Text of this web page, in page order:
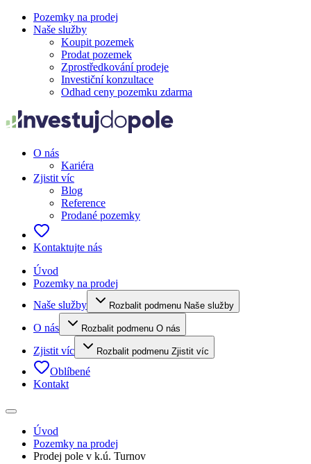
Pozemky na prodej
Naše služby
Koupit pozemek
Prodat pozemek
Zprostředkování prodeje
Investiční konzultace
Odhad ceny pozemku zdarma
O nás
Kariéra
Zjistit víc
Blog
Reference
Prodané pozemky
Kontaktujte nás
Úvod
Pozemky na prodej
Naše služby
Rozbalit podmenu Naše služby
O nás Rozbalit podmenu O nás
Zjistit víc Rozbalit podmenu Zjistit víc
Oblíbené
Kontakt
Úvod
Pozemky na prodej
Prodej pole v k.ú. Turnov